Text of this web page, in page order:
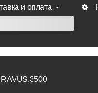
и оплата
Melodia, Forme при